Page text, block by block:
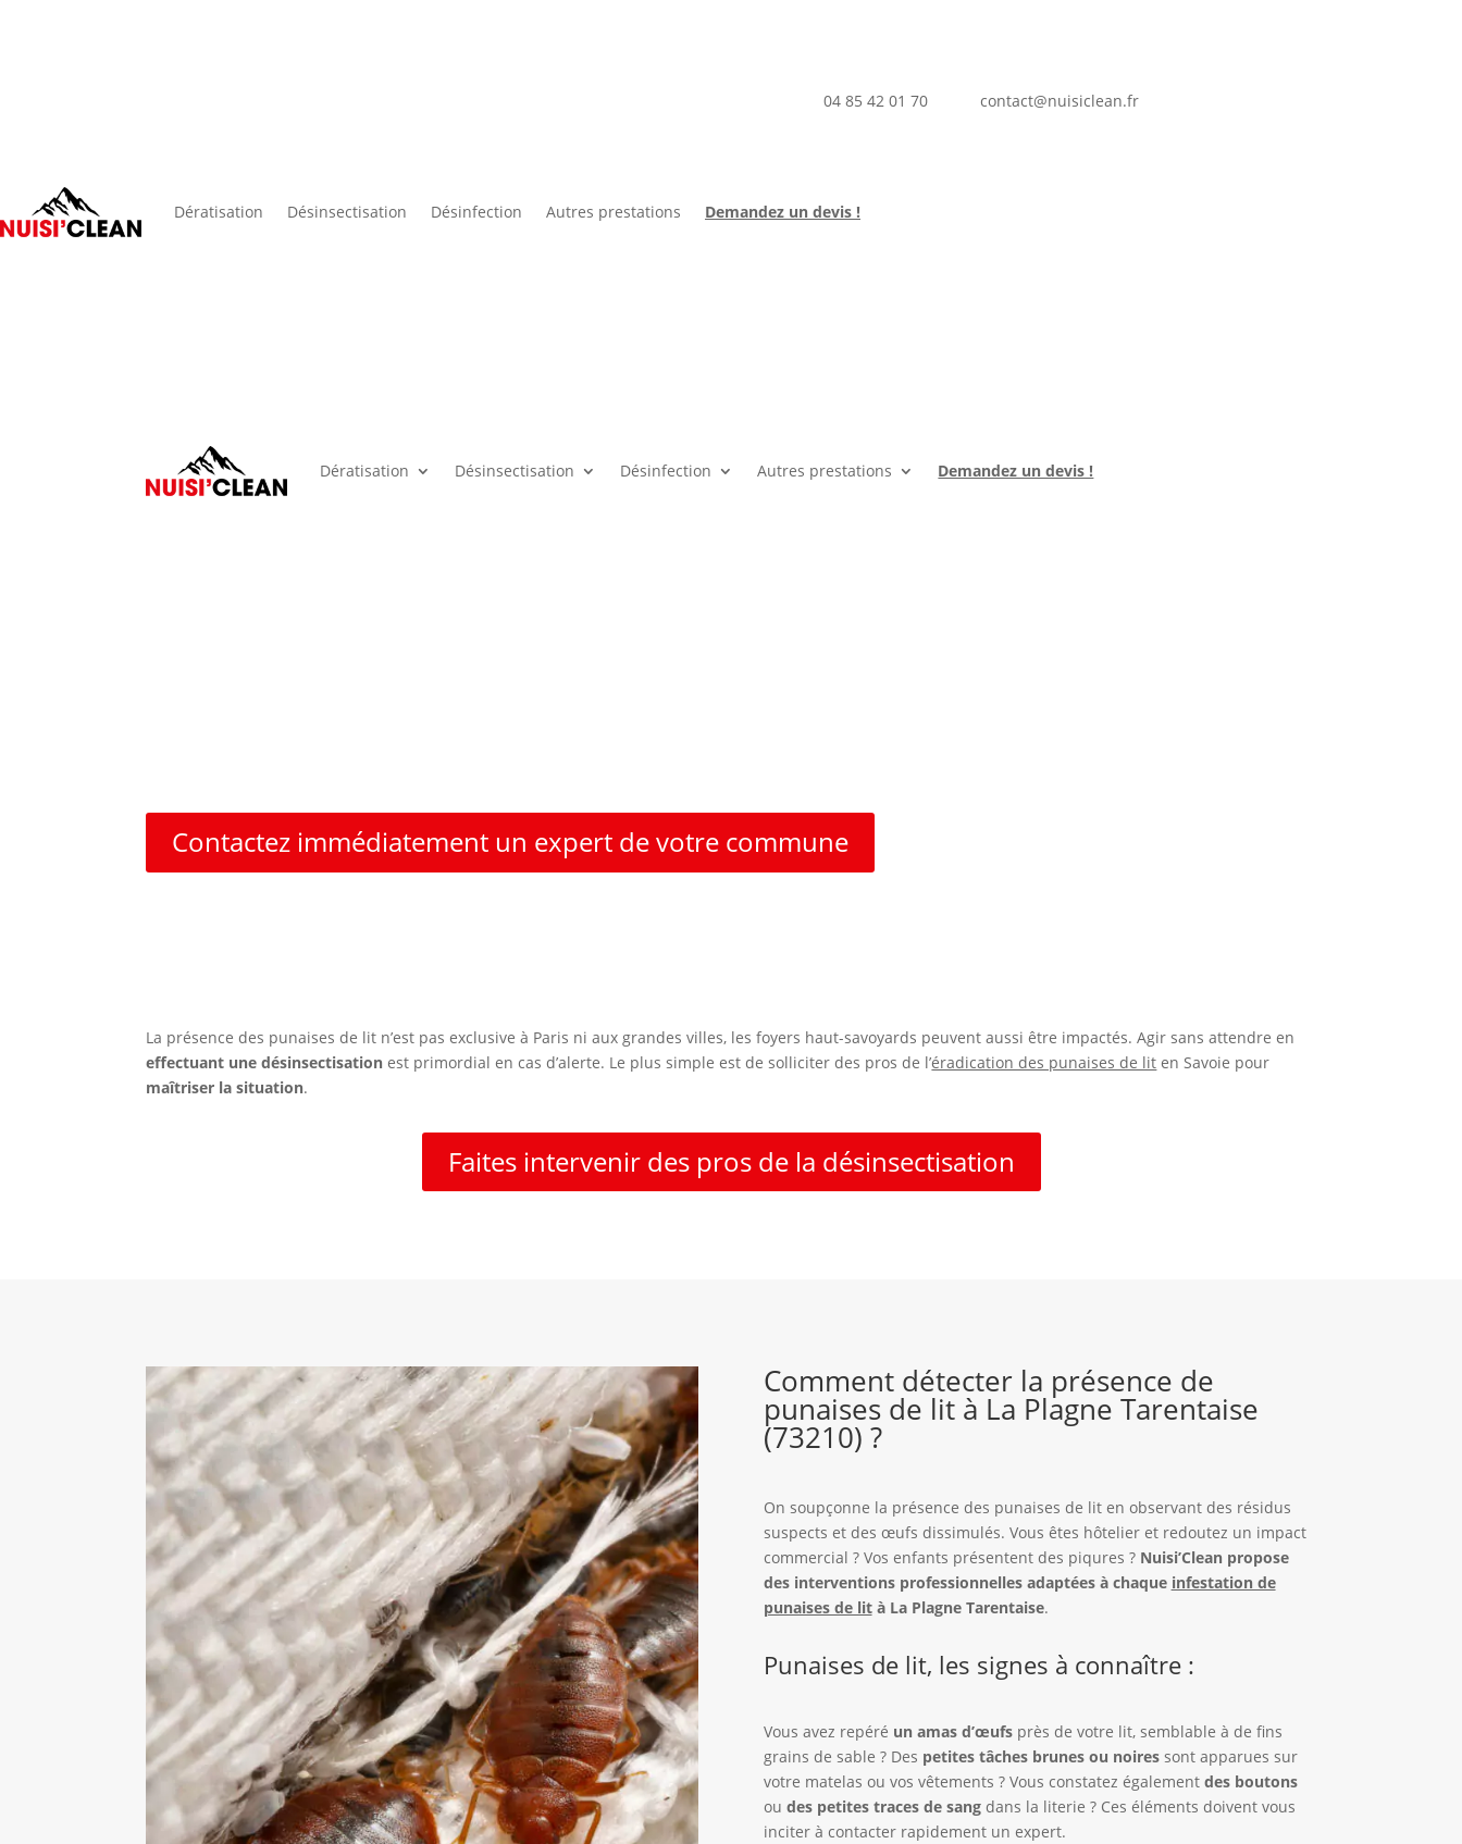
04 85 42 01 70 contact@nuisiclean.fr
Dératisation Désinsectisation Désinfection Autres prestations Demandez un devis !
Dératisation Désinsectisation Désinfection Autres prestations Demandez un devis !
Contactez immédiatement un expert de votre commune
La présence des punaises de lit n’est pas exclusive à Paris ni aux grandes villes, les foyers haut-savoyards peuvent aussi être impactés. Agir sans attendre en
effectuant une désinsectisation est primordial en cas d’alerte. Le plus simple est de solliciter des pros de l’éradication des punaises de lit en Savoie pour
maîtriser la situation.
Faites intervenir des pros de la désinsectisation
Comment détecter la présence de
punaises de lit à La Plagne Tarentaise
(73210) ?
On soupçonne la présence des punaises de lit en observant des résidus
suspects et des œufs dissimulés. Vous êtes hôtelier et redoutez un impact
commercial ? Vos enfants présentent des piqures ? Nuisi’Clean propose
des interventions professionnelles adaptées à chaque infestation de
punaises de lità La Plagne Tarentaise.
Punaises de lit, les signes à connaître :
Vous avez repéré un amas d’œufsprès de votre lit, semblable à de fins
grains de sable ? Des petites tâches brunes ou noiressont apparues sur
votre matelas ou vos vêtements ? Vous constatez également des boutons
ou des petites traces de sangdans la literie ? Ces éléments doivent vous
inciter à contacter rapidement un expert.